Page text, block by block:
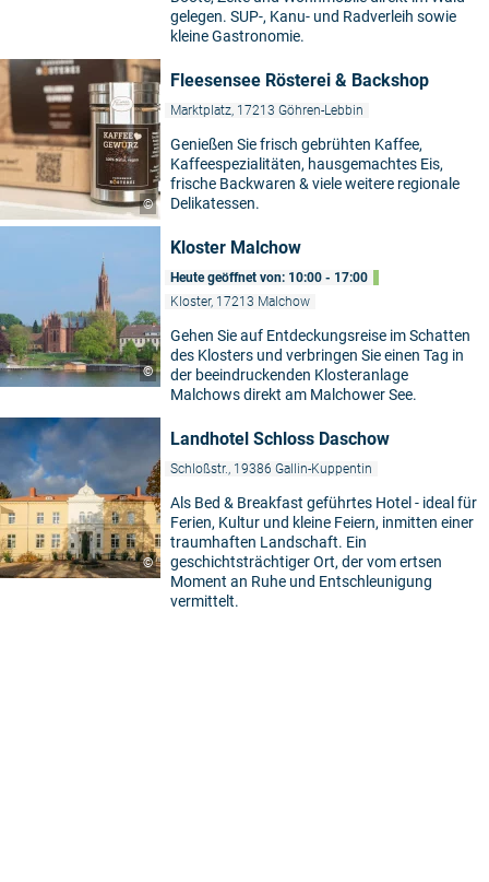
gelegen. SUP-, Kanu- und Radverleih sowie
kleine Gastronomie.
©
Fleesensee Rösterei & Backshop
Marktplatz, 17213 Göhren-Lebbin
Genießen Sie frisch gebrühten Kaffee,
Kaffeespezialitäten, hausgemachtes Eis,
frische Backwaren & viele weitere regionale
Delikatessen.
©
Kloster Malchow
Heute geöffnet von: 10:00 - 17:00
Kloster, 17213 Malchow
Gehen Sie auf Entdeckungsreise im Schatten
des Klosters und verbringen Sie einen Tag in
der beeindruckenden Klosteranlage
Malchows direkt am Malchower See.
©
Landhotel Schloss Daschow
Schloßstr., 19386 Gallin-Kuppentin
Als Bed & Breakfast geführtes Hotel - ideal für
Ferien, Kultur und kleine Feiern, inmitten einer
traumhaften Landschaft. Ein
geschichtsträchtiger Ort, der vom ertsen
Moment an Ruhe und Entschleunigung
vermittelt.